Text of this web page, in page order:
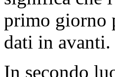
primo giorno
dati in avanti.
In secondo